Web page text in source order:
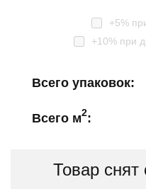
+5%
+10% при
Всего упаковок:
Всего м2:
Товар снят